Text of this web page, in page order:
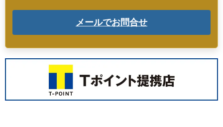
メールでお問合せ